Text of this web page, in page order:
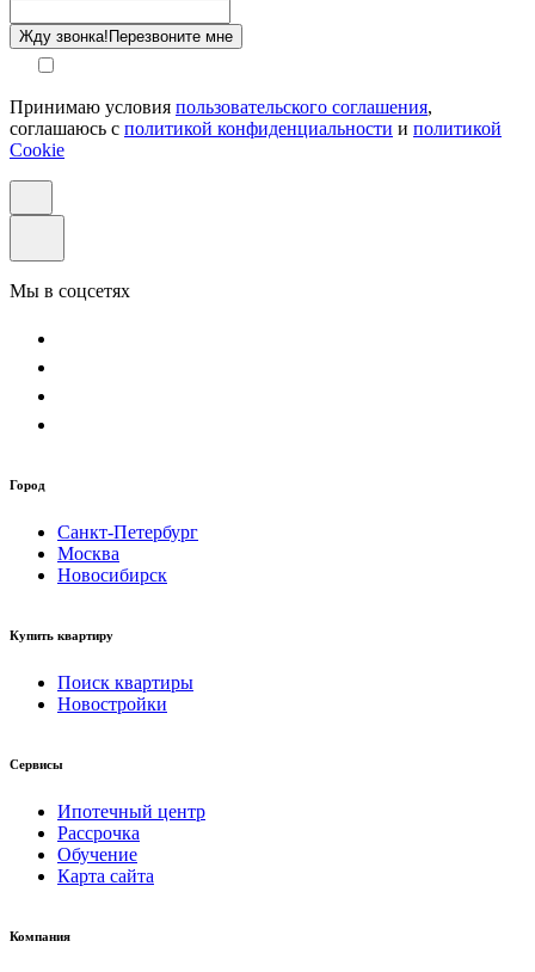
Способ оплаты
Жду звонка! Перезвоните мне
Принимаю условия пользовательского соглашения,
соглашаюсь с политикой конфиденциальности и политикой
Cookie
Мы в соцсетях
Город
Санкт-Петербург
Москва
Новосибирск
Купить квартиру
Поиск квартиры
Новостройки
Сервисы
Ипотечный центр
Рассрочка
Обучение
Карта сайта
Компания